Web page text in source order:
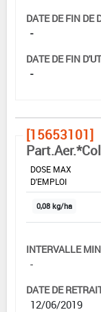
DATE DE FIN DE
-
DATE DE FIN
-
[15653101]
DOSE MAX
D'EMPLOI
0,08 kg/ha
INTERVALLE
-
DATE DE
12/06/2019